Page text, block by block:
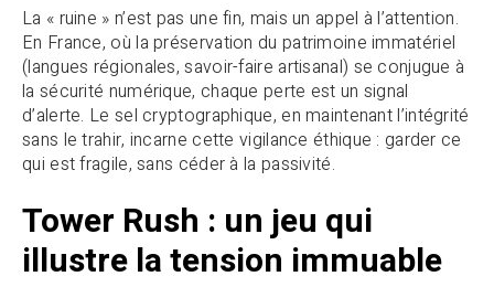
La « ruine » n’est pas une fin, mais un appel à l’attention.
En France, où la préservation du patrimoine immatériel
(langues régionales, savoir-faire artisanal) se conjugue à
la sécurité numérique, chaque perte est un signal
d’alerte. Le sel cryptographique, en maintenant l’intégrité
sans le trahir, incarne cette vigilance éthique : garder ce
qui est fragile, sans céder à la passivité.
Tower Rush : un jeu qui
illustre la tension immuable